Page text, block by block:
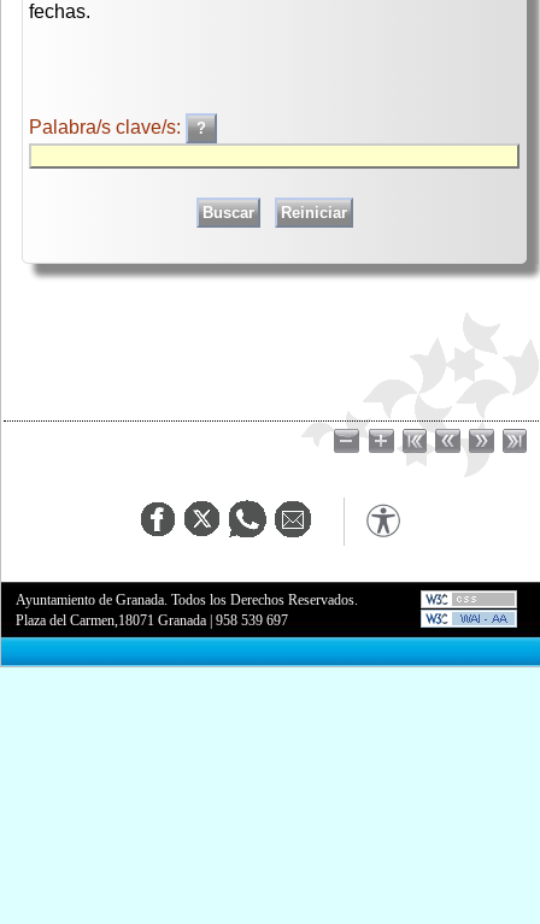
fechas.
Palabra/s clave/s:
Ayuntamiento de Granada. Todos los Derechos Reservados.
Plaza del Carmen,18071 Granada |958 539 697